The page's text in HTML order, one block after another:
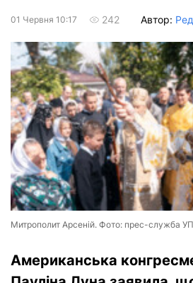
01 Червня 10:17 242 Автор:
Митрополит Арсеній. Фото: прес-служба
Американська